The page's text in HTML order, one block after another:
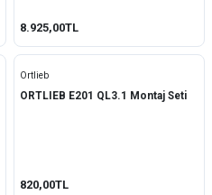
8.925,00TL
Ortlieb
ORTLIEB E201 QL3.1 Montaj Seti
820,00TL